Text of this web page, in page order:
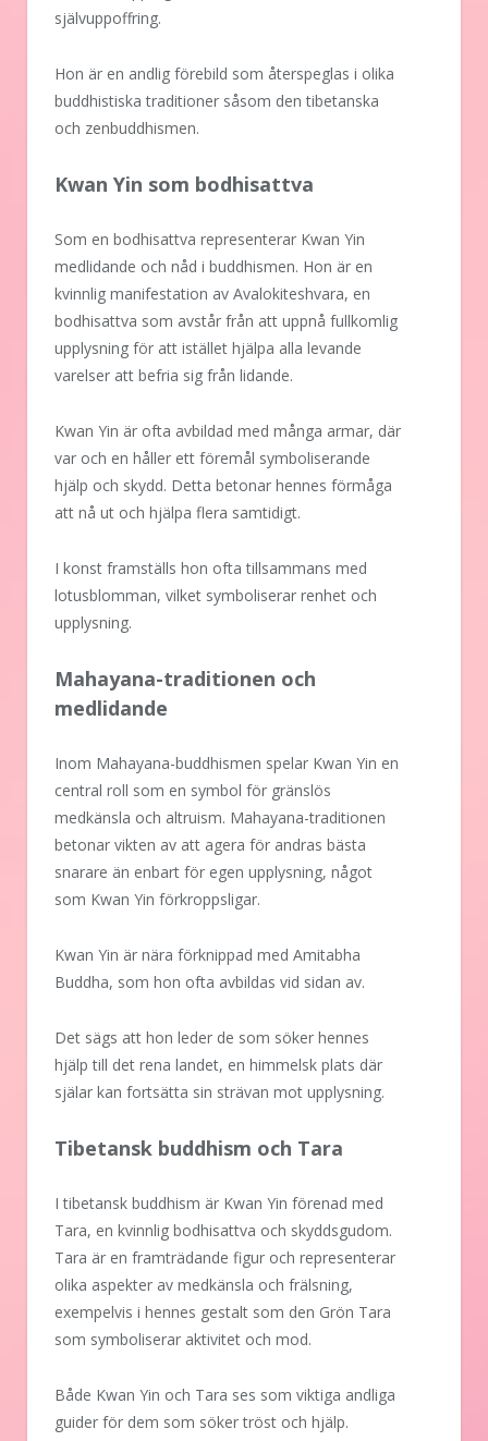
självuppoffring.
Hon är en andlig förebild som återspeglas i olika
buddhistiska traditioner såsom den tibetanska
och zenbuddhismen.
Kwan Yin som bodhisattva
Som en bodhisattva representerar Kwan Yin
medlidande och nåd i buddhismen. Hon är en
kvinnlig manifestation av Avalokiteshvara, en
bodhisattva som avstår från att uppnå fullkomlig
upplysning för att istället hjälpa alla levande
varelser att befria sig från lidande.
Kwan Yin är ofta avbildad med många armar, där
var och en håller ett föremål symboliserande
hjälp och skydd. Detta betonar hennes förmåga
att nå ut och hjälpa flera samtidigt.
I konst framställs hon ofta tillsammans med
lotusblomman, vilket symboliserar renhet och
upplysning.
Mahayana-traditionen och
medlidande
Inom Mahayana-buddhismen spelar Kwan Yin en
central roll som en symbol för gränslös
medkänsla och altruism. Mahayana-traditionen
betonar vikten av att agera för andras bästa
snarare än enbart för egen upplysning, något
som Kwan Yin förkroppsligar.
Kwan Yin är nära förknippad med Amitabha
Buddha, som hon ofta avbildas vid sidan av.
Det sägs att hon leder de som söker hennes
hjälp till det rena landet, en himmelsk plats där
själar kan fortsätta sin strävan mot upplysning.
Tibetansk buddhism och Tara
I tibetansk buddhism är Kwan Yin förenad med
Tara, en kvinnlig bodhisattva och skyddsgudom.
Tara är en framträdande figur och representerar
olika aspekter av medkänsla och frälsning,
exempelvis i hennes gestalt som den Grön Tara
som symboliserar aktivitet och mod.
Både Kwan Yin och Tara ses som viktiga andliga
guider för dem som söker tröst och hjälp.